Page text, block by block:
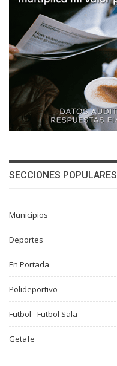
SECCIONES POPULARES
Municipios
Deportes
En Portada
Polideportivo
Futbol - Futbol Sala
Getafe